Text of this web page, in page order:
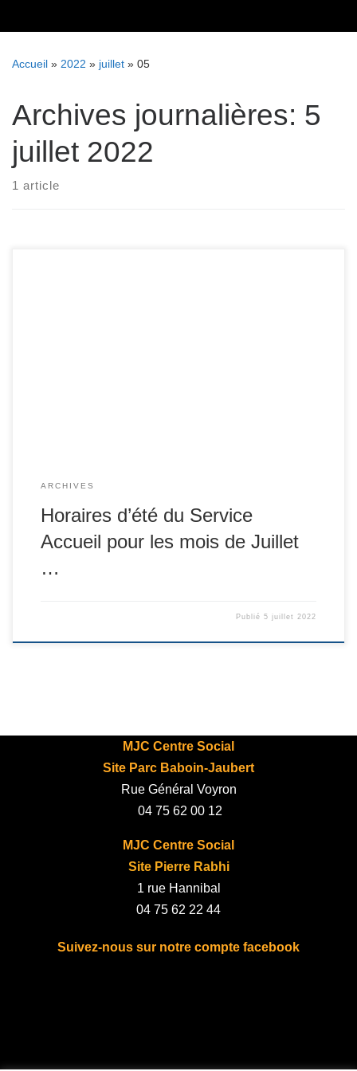
Accueil » 2022 » juillet » 05
Archives journalières: 5
juillet 2022
1 article
ARCHIVES
Horaires d’été du Service
Accueil pour les mois de Juillet
…
Publié5 juillet 2022
MJC Centre Social
Site Parc Baboin-Jaubert
Rue Général Voyron
04 75 62 00 12
MJC Centre Social
Site Pierre Rabhi
1 rue Hannibal
04 75 62 22 44
Suivez-nous sur notre compte facebook